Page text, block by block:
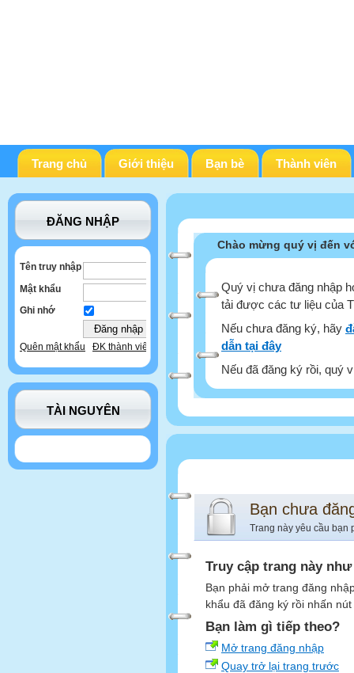
Trang chủ Giới thiệu Bạn bè Thành viên
ĐĂNG NHẬP
Tên truy nhập
Mật khẩu
Ghi nhớ
Quên mật khẩu ĐK thành viên
TÀI NGUYÊN
Chào mừng quý vị đến
Quý vị chưa đăng nhập
tải được các tư liệu của
Nếu chưa đăng ký, hãy
dẫn tại đây
Nếu đã đăng ký rồi, quý
Bạn chưa
Trang này yêu cầu bạn
Truy cập trang này
Bạn phải mở trang đăng
khẩu đã đăng ký rồi nhấn
Bạn làm gì tiếp theo?
Mở trang đăng nhập
Quay trở lại trang trước